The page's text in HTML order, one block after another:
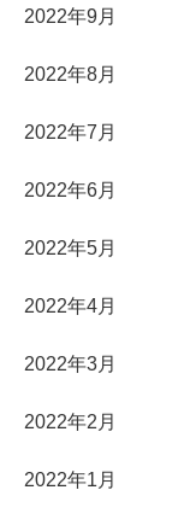
2022年9月
2022年8月
2022年7月
2022年6月
2022年5月
2022年4月
2022年3月
2022年2月
2022年1月